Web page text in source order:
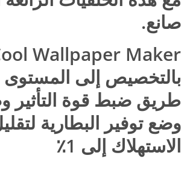
صانع.
بالتخصيص إلى المستوى
طريق ضبط قوة التأثير
وضع توفير البطارية
الاستهلاك إلى 1٪